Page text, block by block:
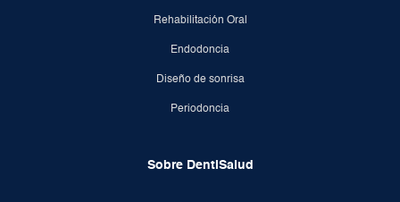
Rehabilitación Oral
Endodoncia
Diseño de sonrisa
Periodoncia
Sobre DentiSalud